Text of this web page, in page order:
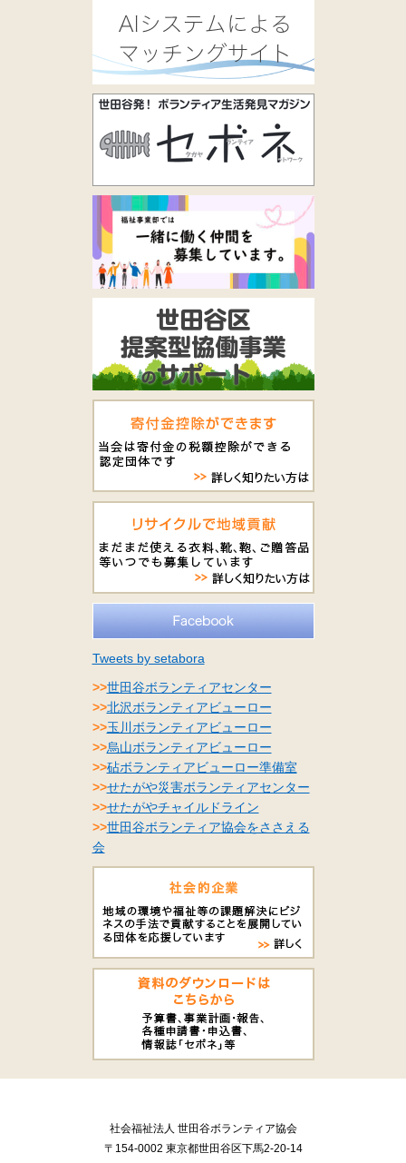
Tweets by setabora
>>世田谷ボランティアセンター
>>北沢ボランティアビューロー
>>玉川ボランティアビューロー
>>烏山ボランティアビューロー
>>砧ボランティアビューロー準備室
>>せたがや災害ボランティアセンター
>>せたがやチャイルドライン
>>世田谷ボランティア協会をささえる
会
社会福祉法人 世田谷ボランティア協会
〒154-0002 東京都世田谷区下馬2-20-14